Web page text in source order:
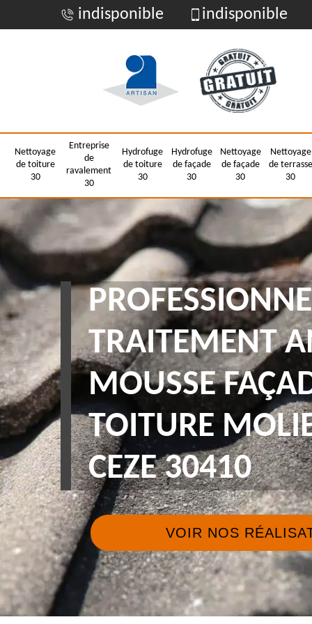
indisponible indisponible
Nettoyage
de toiture
30
Entreprise
de
ravalement
30
Hydrofuge
de toiture
30
Hydrofuge
de façade
30
Nettoyage
de façade
30
Nettoyage
de terrasse
30
TRAITEMENT
MOUSSE
TOITURE
CEZE 30410
VOIR NOS